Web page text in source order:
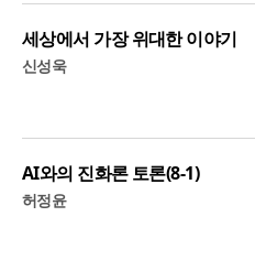
세상에서 가장 위대한 이야기
신성욱
AI와의 진화론 토론(8-1)
허정윤